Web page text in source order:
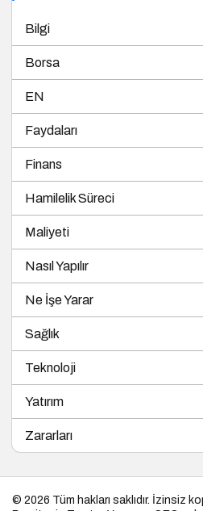
Bilgi
Borsa
EN
Faydaları
Finans
Hamilelik Süreci
Maliyeti
Nasıl Yapılır
Ne İşe Yarar
Sağlık
Teknoloji
Yatırım
Zararları
© 2026 Tüm hakları saklıdır. İzinsiz